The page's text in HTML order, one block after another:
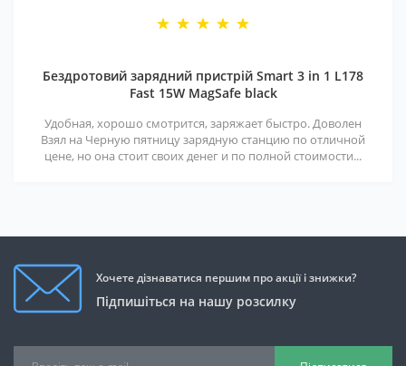
Бездротовий зарядний пристрій Smart 3 in 1 L178
Fast 15W MagSafe black
Удобная, хорошо смотрится, заряжает быстро. Доволен
Взял на Черную пятницу зарядную станцию по отличной
цене, но она стоит своих денег и по полной стоимости...
Хочете дізнаватися першим про акції і знижки?
Підпишіться на нашу розсилку